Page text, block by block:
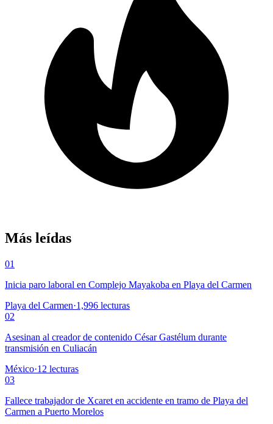
Más leídas
01
Inicia paro laboral en Complejo Mayakoba en Playa del Carmen
Playa del Carmen·1,996 lecturas
02
Asesinan al creador de contenido César Gastélum durante
transmisión en Culiacán
México·12 lecturas
03
Fallece trabajador de Xcaret en accidente en tramo de Playa del
Carmen a Puerto Morelos